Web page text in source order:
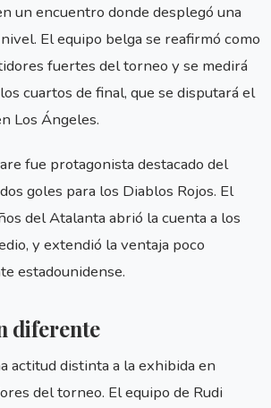
un encuentro donde desplegó una
El equipo belga se reafirmó como
fuertes del torneo y se medirá
cuartos de final, que se disputará el
Los Ángeles.
fue protagonista destacado del
goles para los Diablos Rojos. El
del Atalanta abrió la cuenta a los
y extendió la ventaja poco
estadounidense.
diferente
actitud distinta a la exhibida en
del torneo. El equipo de Rudi